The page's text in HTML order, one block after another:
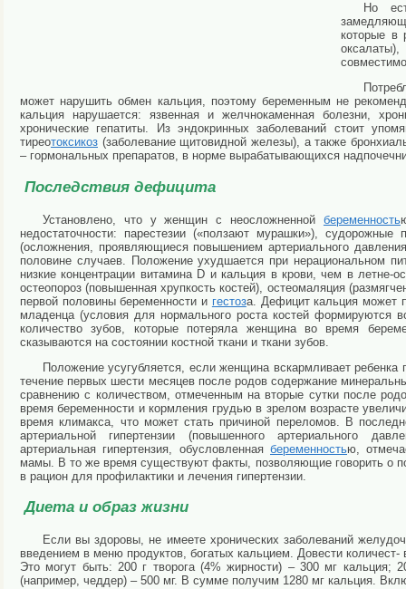
Но
которые в
может нарушить обмен кальция, поэтому беременным не
кальция нарушается: язвенная и желчнокаменная болезни,
хронические гепатиты. Из эндокринных заболеваний стоит
тиреотоксикоз (заболевание щитовидной железы), а также
– гормональных препаратов, в норме вырабатывающихся
Последствия дефицита
Установлено, что у женщин с неосложненной беременность
недостаточности: парестезии («ползают мурашки»),
(осложнения, проявляющиеся повышением артериального
половине случаев. Положение ухудшается при нерациональном
низкие концентрации витамина D и кальция в крови, чем в
остеопороз (повышенная хрупкость костей), остеомаляция
первой половины беременности и гестоза. Дефицит кальция может
младенца (условия для нормального роста костей формируются
количество зубов, которые потеряла женщина во время
сказываются на состоянии костной ткани и ткани зубов.
Положение усугубляется, если женщина вскармливает
течение первых шести месяцев после родов содержание
сравнению с количеством, отмеченным на вторые сутки после
время беременности и кормления грудью в зрелом возрасте
время климакса, что может стать причиной переломов. В
артериальной гипертензии (повышенного артериального
артериальная гипертензия, обусловленная беременностью,
мамы. В то же время существуют факты, позволяющие говорить о
в рацион для профилактики и лечения гипертензии.
Диета и образ жизни
Если вы здоровы, не имеете хронических заболеваний
введением в меню продуктов, богатых кальцием. Довести
Это могут быть: 200 г творога (4% жирности) – 300 мг
(например, чеддер) – 500 мг. В сумме получим 1280 мг кальция.